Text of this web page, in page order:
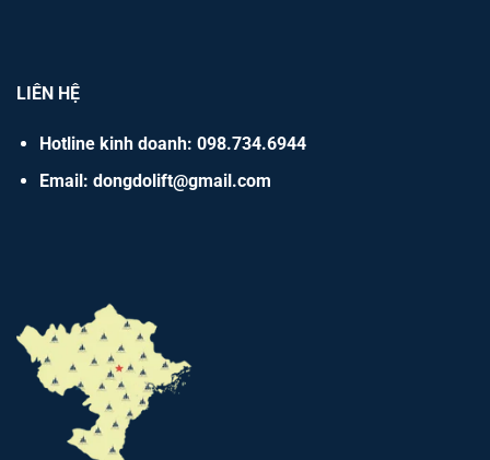
LIÊN HỆ
Hotline kinh doanh: 098.734.6944
Email: dongdolift@gmail.com